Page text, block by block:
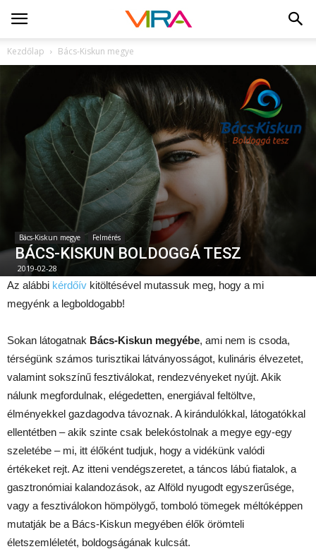
Kezdőlap Bács-Kiskun megye
Bács-Kiskun megye Felmérés
BÁCS-KISKUN BOLDOGGÁ TESZ
2019-02-28
Az alábbi kérdőív kitöltésével mutassuk meg, hogy a mi
megyénk a legboldogabb!
Sokan látogatnak Bács-Kiskun megyébe, ami nem is csoda,
térségünk számos turisztikai látványosságot, kulináris élvezetet,
valamint sokszínű fesztiválokat, rendezvényeket nyújt. Akik
nálunk megfordulnak, elégedetten, energiával feltöltve,
élményekkel gazdagodva távoznak. A kirándulókkal, látogatókkal
ellentétben – akik szinte csak belekóstolnak a megye egy-egy
szeletébe – mi, itt élőként tudjuk, hogy a vidékünk valódi
értékeket rejt. Az itteni vendégszeretet, a táncos lábú fiatalok, a
gasztronómiai kalandozások, az Alföld nyugodt egyszerűsége,
vagy a fesztiválokon hömpölygő, tomboló tömegek méltóképpen
mutatják be a Bács-Kiskun megyében élők örömteli
életszemléletét, boldogságának kulcsát.